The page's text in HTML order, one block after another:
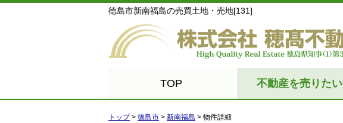
徳島市新南福島の売買土地・売地[131]
TOP 不動産を売りたい
トップ> 徳島市 > 新南福島 > 物件詳細